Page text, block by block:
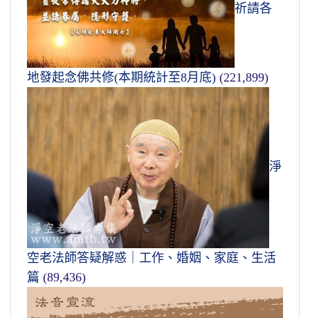
祈請各
地發起念佛共修(本期統計至8月底) (221,899)
淨
空老法師答疑解惑｜工作、婚姻、家庭、生活
篇 (89,436)